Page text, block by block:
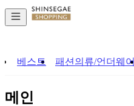
컨
텐
로
앱
바
가
베스트 패션의류/언더웨어
메인